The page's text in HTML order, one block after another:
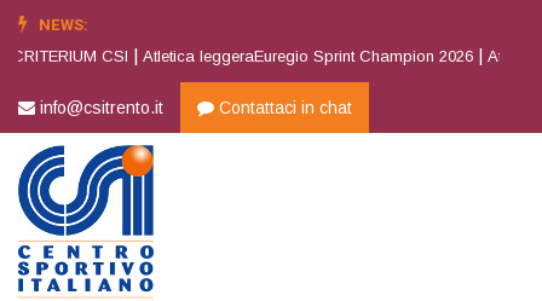
NEWS:
CSI |Atletica leggeraEuregio Sprint Champion 2026 |Atletica
info@csitrento.it Contattaci in chat